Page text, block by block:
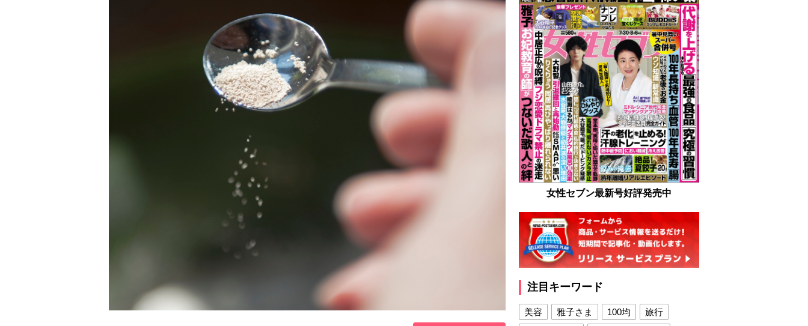
女性セブン最新号好評発売中
注目キーワード
美容 雅子さま 100均
旅行